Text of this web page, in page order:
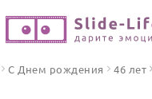
С Днем рождения 46 лет